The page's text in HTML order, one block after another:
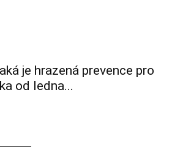
je hrazená prevence pro
od ledna...